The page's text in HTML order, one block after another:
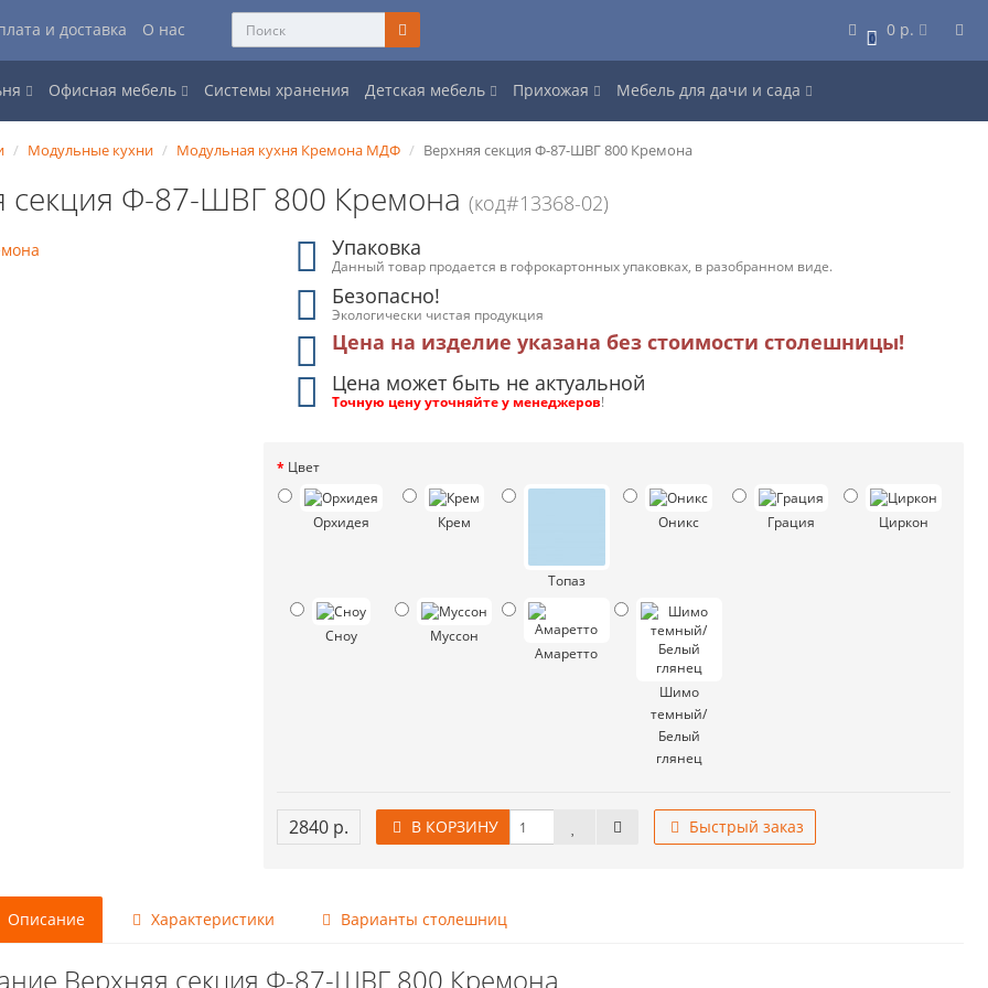
и доставка О нас 0 0 р.
Офисная мебель Системы хранения Детская мебель Прихожая Мебель для дачи и сада
Модульные кухни Модульная кухня Кремона МДФ Верхняя секция Ф-87-ШВГ 800 Кремона
секция Ф-87-ШВГ 800 Кремона(код#13368-02)
Упаковка
Данный товар продается в гофрокартонных упаковках, в разобранном виде.
Безопасно!
Экологически чистая продукция
Цена на изделие указана без стоимости столешницы!
Цена может быть не актуальной
Точную цену уточняйте у менеджеров!
Цвет
Орхидея Крем
Топаз
Оникс Грация Циркон
Сноу
Муссон
Амаретто
Шимо
темный/
Белый
глянец
2840 р. В КОРЗИНУ Быстрый заказ
Описание Характеристики Варианты столешниц
Верхняя секция Ф-87-ШВГ 800 Кремона